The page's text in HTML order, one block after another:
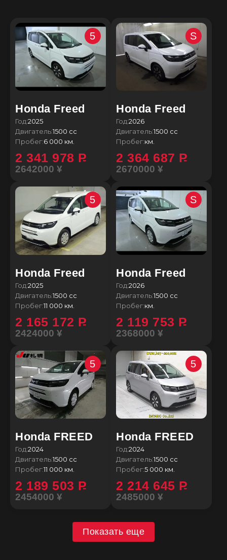
Honda Freed
5
Год:2025
Двигатель:1500 сс
Пробег:6 000 км.
2 341 978 P
2642000 ¥
Honda Freed
S
Год:2026
Двигатель:1500 сс
Пробег:км.
2 364 687 P
2670000 ¥
Honda Freed
5
Год:2025
Двигатель:1500 сс
Пробег:11 000 км.
2 165 172 P
2424000 ¥
Honda Freed
S
Год:2026
Двигатель:1500 сс
Пробег:км.
2 119 753 P
2368000 ¥
Honda FREED
5
Год:2024
Двигатель:1500 сс
Пробег:11 000 км.
2 189 503 P
2454000 ¥
Honda FREED
5
Год:2024
Двигатель:1500 сс
Пробег:5 000 км.
2 214 645 P
2485000 ¥
Показать еще